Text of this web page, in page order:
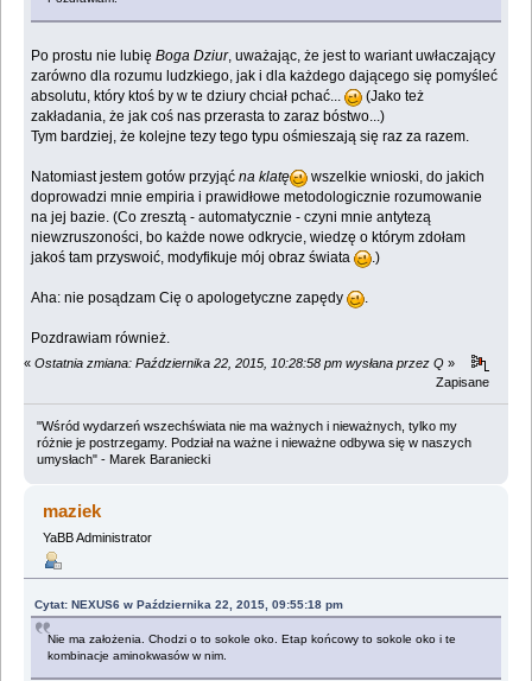
Po prostu nie lubięBoga Dziur, uważając, że jest to wariant uwłaczający
zarówno dla rozumu ludzkiego, jak i dla każdego dającego się pomyśleć
absolutu, który ktoś by w te dziury chciał pchać...
(Jako też
zakładania, że jak coś nas przerasta to zaraz bóstwo...)
Tym bardziej, że kolejne tezy tego typu ośmieszają się raz za razem.
Natomiast jestem gotów przyjąćna klatę
wszelkie wnioski, do jakich
doprowadzi mnie empiria i prawidłowe metodologicznie rozumowanie
na jej bazie. (Co zresztą - automatycznie - czyni mnie antytezą
niewzruszoności, bo każde nowe odkrycie, wiedzę o którym zdołam
jakoś tam przyswoić, modyfikuje mój obraz świata
.)
Aha: nie posądzam Cię o apologetyczne zapędy .
Pozdrawiam również.
« Ostatnia zmiana: Października 22, 2015, 10:28:58 pm wysłana przez Q »
Zapisane
"Wśród wydarzeń wszechświata nie ma ważnych i nieważnych, tylko my
różnie je postrzegamy. Podział na ważne i nieważne odbywa się w naszych
umysłach" - Marek Baraniecki
maziek
YaBB Administrator
Cytat: NEXUS6 w Października 22, 2015, 09:55:18 pm
Nie ma założenia. Chodzi o to sokole oko. Etap końcowy to sokole oko i te
kombinacje aminokwasów w nim.